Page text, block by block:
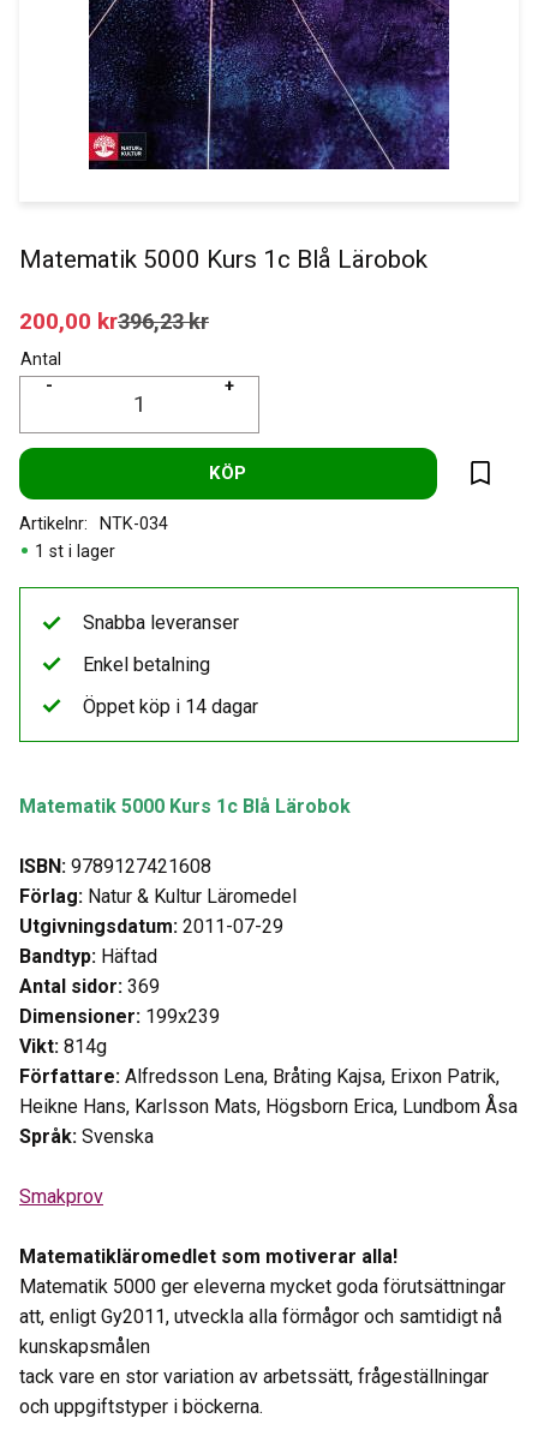
Matematik 5000 Kurs 1c Blå Lärobok
Nedsatt pris:
200,00 krOrdinarie pris:
396,23kr
Antal
+
-
KÖP
Lägg
1 st i lager
Artikelnr NTK-034
Matematik 5000 Kurs 1c Blå Lärobok
ISBN: 9789127421608
Förlag: Natur & Kultur Läromedel
Utgivningsdatum: 2011-07-29
Bandtyp: Häftad
Antal sidor: 369
Dimensioner: 199x239
Vikt: 814g
Författare: Alfredsson Lena, Bråting Kajsa, Erixon Patrik,
Heikne Hans, Karlsson Mats, Högsborn Erica, Lundbom Åsa
Språk: Svenska
Smakprov
Matematikläromedlet som motiverar alla!
Matematik 5000 ger eleverna mycket goda förutsättningar
att, enligt Gy2011, utveckla alla förmågor och samtidigt nå
kunskapsmålen
tack vare en stor variation av arbetssätt, frågeställningar
och uppgiftstyper i böckerna.
Snabba leveranser
Enkel betalning
Öppet köp i 14 dagar